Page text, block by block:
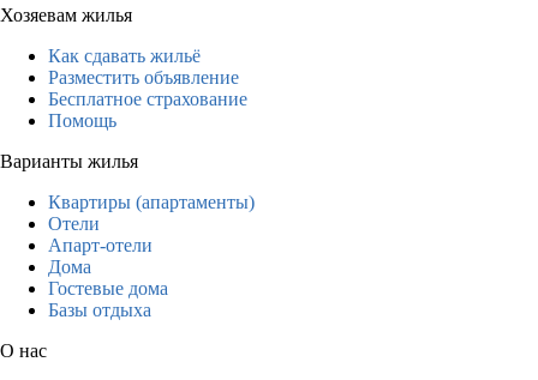
Хозяевам жилья
Как сдавать жильё
Разместить объявление
Бесплатное страхование
Помощь
Варианты жилья
Квартиры (апартаменты)
Отели
Апарт-отели
Дома
Гостевые дома
Базы отдыха
О нас